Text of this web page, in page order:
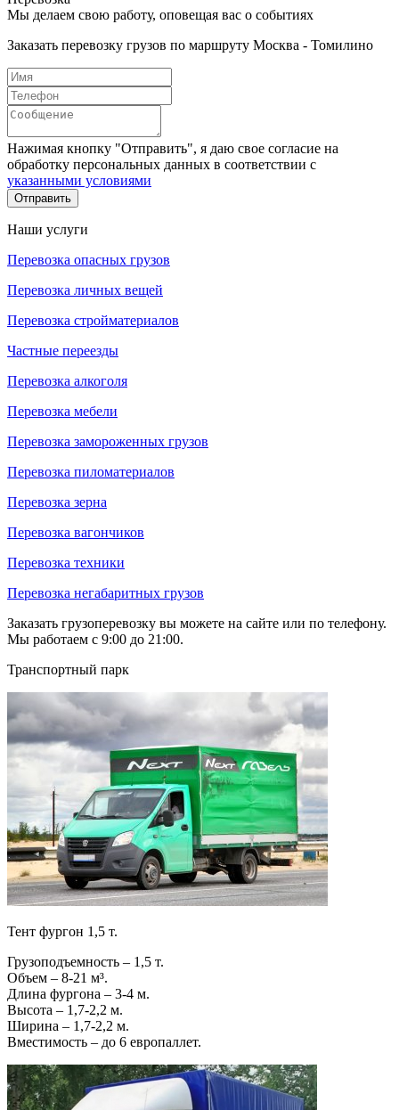
Мы делаем свою работу, оповещая вас о событиях
Заказать перевозку грузов по маршруту Москва - Томилино
Нажимая кнопку "Отправить", я даю свое согласие на
обработку персональных данных в соответствии с
указанными условиями
Отправить
Наши услуги
Перевозка опасных грузов
Перевозка личных вещей
Перевозка стройматериалов
Частные переезды
Перевозка алкоголя
Перевозка мебели
Перевозка замороженных грузов
Перевозка пиломатериалов
Перевозка зерна
Перевозка вагончиков
Перевозка техники
Перевозка негабаритных грузов
Заказать грузоперевозку вы можете на сайте или по телефону.
Мы работаем с 9:00 до 21:00.
Транспортный парк
Тент фургон 1,5 т.
Грузоподъемность – 1,5 т.
Объем – 8-21 м³.
Длина фургона – 3-4 м.
Высота – 1,7-2,2 м.
Ширина – 1,7-2,2 м.
Вместимость – до 6 европаллет.